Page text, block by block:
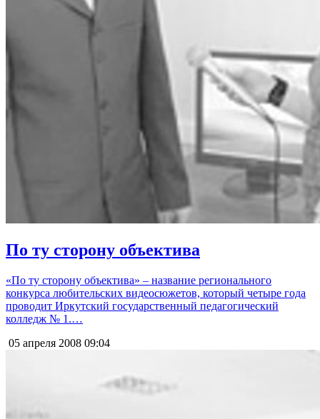
По ту сторону объектива
«По ту сторону объектива» – название регионального
конкурса любительских видеосюжетов, который четыре года
проводит Иркутский государственный педагогический
колледж № 1.…
05 апреля 2008 09:04